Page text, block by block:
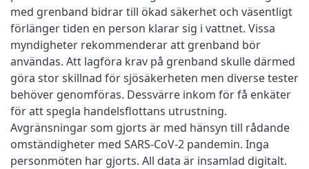
med grenband bidrar till ökad säkerhet och väsentligt
förlänger tiden en person klarar sig i vattnet. Vissa
myndigheter rekommenderar att grenband bör
användas. Att lagföra krav på grenband skulle därmed
göra stor skillnad för sjösäkerheten men diverse tester
behöver genomföras. Dessvärre inkom för få enkäter
för att spegla handelsflottans utrustning.
Avgränsningar som gjorts är med hänsyn till rådande
omständigheter med SARS-CoV-2 pandemin. Inga
personmöten har gjorts. All data är insamlad digitalt.